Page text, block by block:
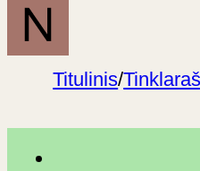
Titulinis/